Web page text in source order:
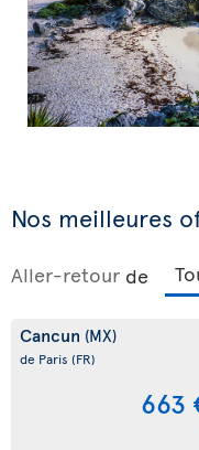
Nos meilleures
Aller-retour de
Cancun (MX)
de Paris (FR)
663